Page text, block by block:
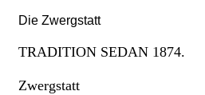
Die Zwergstatt
TRADITION SEDAN 1874.
Zwergstatt